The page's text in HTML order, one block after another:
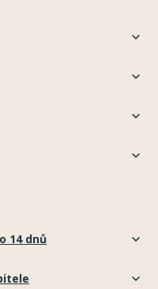
14 dnů